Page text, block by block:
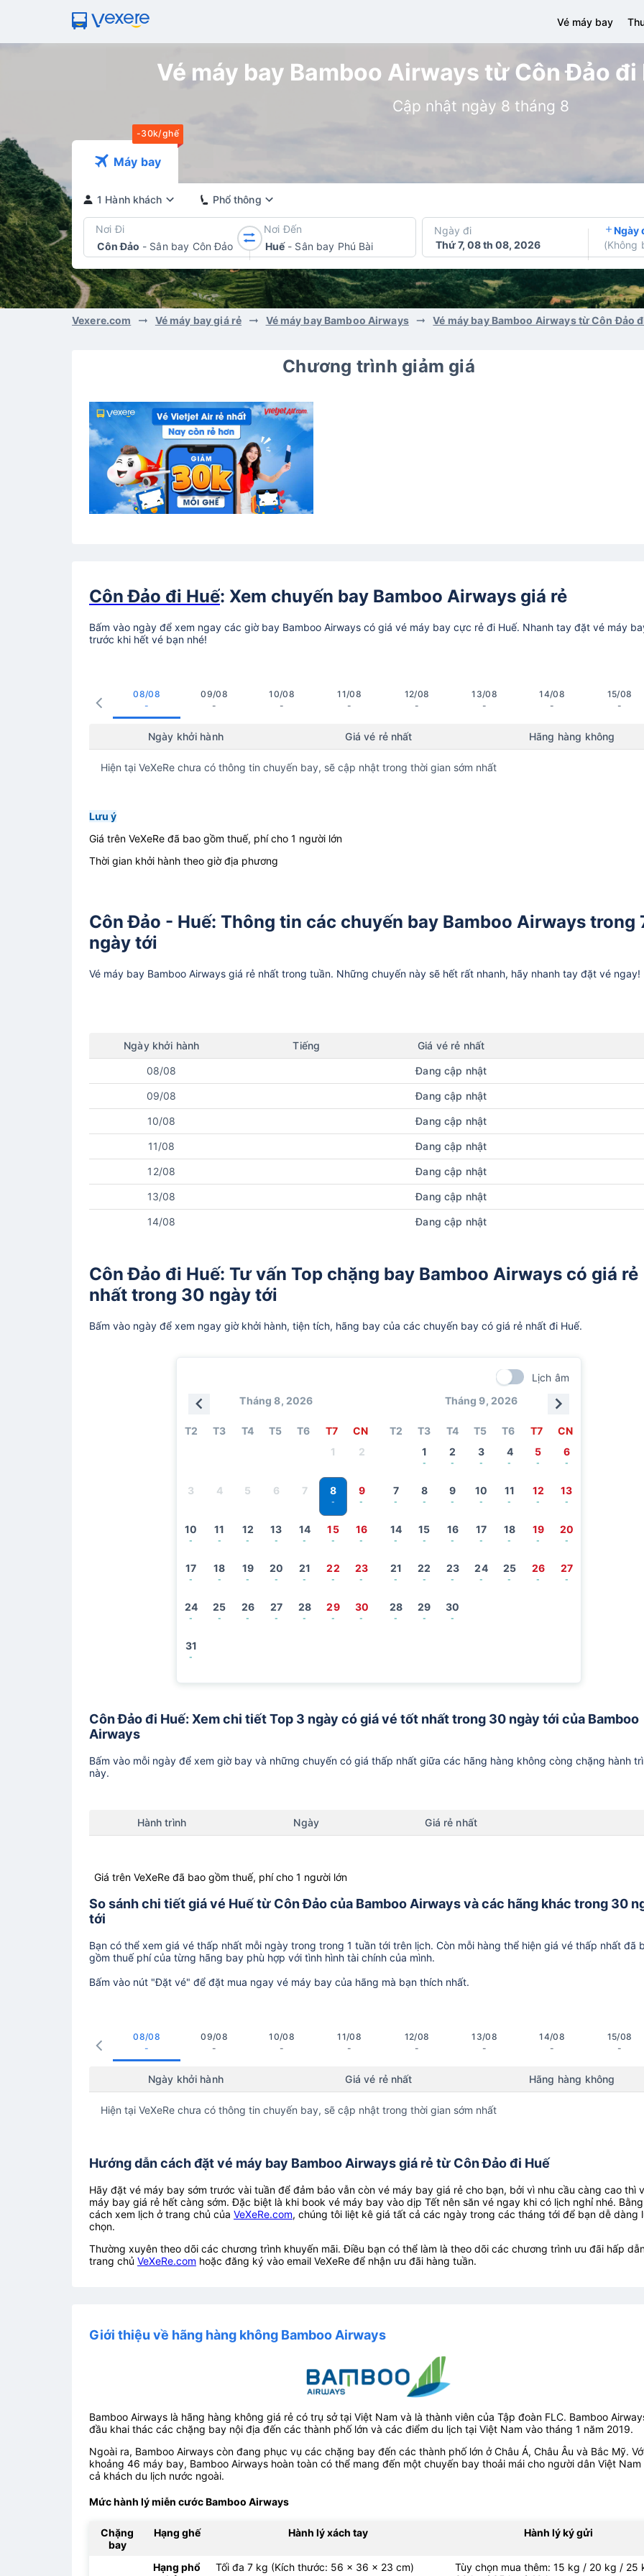
Vé máy bay
Vé máy bay Bamboo Airways từ Côn Đảo đi
Cập nhật ngày 8 tháng 8
-30k/ghế
Máy bay
1 Hành khách Phổ thông
Nơi Đi
Côn Đảo - Sân bay Côn Đảo
Nơi Đến
Huế - Sân bay Phú Bài
Ngày đi
Thứ 7, 08 th 08, 2026
Ngày
(Không
Vexere.com Vé máy bay giá rẻ Vé máy bay Bamboo Airways Vé máy bay Bamboo Airways từ Côn Đảo
Chương trình giảm giá
Côn Đảo đi Huế: Xem chuyến bay Bamboo Airways giá rẻ
Bấm vào ngày để xem ngay các giờ bay Bamboo Airways có giá vé máy bay cực rẻ đi Huế. Nhanh tay đặt vé máy
trước khi hết vé bạn nhé!
08/08
-
09/08
-
10/08
-
11/08
-
12/08
-
13/08
-
14/08
-
15/08
-
Ngày khởi hành Giá vé rẻ nhất Hãng hàng không
Hiện tại VeXeRe chưa có thông tin chuyến bay, sẽ cập nhật trong thời gian sớm nhất
Lưu ý
Giá trên VeXeRe đã bao gồm thuế, phí cho 1 người lớn
Thời gian khởi hành theo giờ địa phương
Côn Đảo - Huế: Thông tin các chuyến bay Bamboo Airways trong
ngày tới
Vé máy bay Bamboo Airways giá rẻ nhất trong tuần. Những chuyến này sẽ hết rất nhanh, hãy nhanh tay đặt vé ngay!
Ngày khởi hành Tiếng Giá vé rẻ nhất
08/08 Đang cập nhật
09/08 Đang cập nhật
10/08 Đang cập nhật
11/08 Đang cập nhật
12/08 Đang cập nhật
13/08 Đang cập nhật
14/08 Đang cập nhật
Côn Đảo đi Huế: Tư vấn Top chặng bay Bamboo Airways có giá rẻ
nhất trong 30 ngày tới
Bấm vào ngày để xem ngay giờ khởi hành, tiện tích, hãng bay của các chuyến bay có giá rẻ nhất đi Huế.
Lịch âm
Tháng 8, 2026
T2 T3 T4 T5 T6 T7
CN
1
2
3 4 5 6 7 8
-
9
-
10
-
11
-
12
-
13
-
14
-
15
-
16
-
17
-
18
-
19
-
20
-
21
-
22
-
23
-
24
-
25
-
26
-
27
-
28
-
29
-
30
-
31
-
Tháng 9, 2026
T2 T3 T4 T5 T6 T7
CN
1
-
2
-
3
-
4
-
5
-
6
-
7
-
8
-
9
-
10
-
11
-
12
-
13
-
14
-
15
-
16
-
17
-
18
-
19
-
20
-
21
-
22
-
23
-
24
-
25
-
26
-
27
-
28
-
29
-
30
-
Côn Đảo đi Huế: Xem chi tiết Top 3 ngày có giá vé tốt nhất trong 30 ngày tới của Bamboo
Airways
Bấm vào mỗi ngày để xem giờ bay và những chuyến có giá thấp nhất giữa các hãng hàng không còng chặng hành
này.
Hành trình Ngày Giá rẻ nhất
Giá trên VeXeRe đã bao gồm thuế, phí cho 1 người lớn
So sánh chi tiết giá vé Huế từ Côn Đảo của Bamboo Airways và các hãng khác trong 30
tới
Bạn có thể xem giá vé thấp nhất mỗi ngày trong trong 1 tuần tới trên lịch. Còn mỗi hàng thể hiện giá vé thấp nhất đã
gồm thuế phí của từng hãng bay phù hợp với tình hình tài chính của mình.
Bấm vào nút "Đặt vé" để đặt mua ngay vé máy bay của hãng mà bạn thích nhất.
08/08
-
09/08
-
10/08
-
11/08
-
12/08
-
13/08
-
14/08
-
15/08
-
Ngày khởi hành Giá vé rẻ nhất Hãng hàng không
Hiện tại VeXeRe chưa có thông tin chuyến bay, sẽ cập nhật trong thời gian sớm nhất
Hướng dẫn cách đặt vé máy bay Bamboo Airways giá rẻ từ Côn Đảo đi Huế
Hãy đặt vé máy bay sớm trước vài tuần để đảm bảo vẫn còn vé máy bay giá rẻ cho bạn, bởi vì nhu cầu càng cao thì
máy bay giá rẻ hết càng sớm. Đặc biệt là khi book vé máy bay vào dịp Tết nên săn vé ngay khi có lịch nghỉ nhé. Bằng
cách xem lịch ở trang chủ của VeXeRe.com, chúng tôi liệt kê giá tất cả các ngày trong các tháng tới để bạn dễ dàng
chọn.
Thường xuyên theo dõi các chương trình khuyến mãi. Điều bạn có thể làm là theo dõi các chương trình ưu đãi hấp
trang chủ VeXeRe.com hoặc đăng ký vào email VeXeRe để nhận ưu đãi hàng tuần.
Giới thiệu về hãng hàng không Bamboo Airways
Bamboo Airways là hãng hàng không giá rẻ có trụ sở tại Việt Nam và là thành viên của Tập đoàn FLC. Bamboo
đầu khai thác các chặng bay nội địa đến các thành phố lớn và các điểm du lịch tại Việt Nam vào tháng 1 năm 2019.
Ngoài ra, Bamboo Airways còn đang phục vụ các chặng bay đến các thành phố lớn ở Châu Á, Châu Âu và Bắc Mỹ.
khoảng 46 máy bay, Bamboo Airways hoàn toàn có thể mang đến một chuyến bay thoải mái cho người dân Việt Nam
cả khách du lịch nước ngoài.
Mức hành lý miễn cước Bamboo Airways
Chặng
bay
Hạng ghế Hành lý xách tay Hành lý ký gửi
Hạng phổ
Tối đa 7 kg (Kích thước: 56 x 36 x 23 cm)
Tùy chọn mua thêm: 15 kg / 20 kg / 25